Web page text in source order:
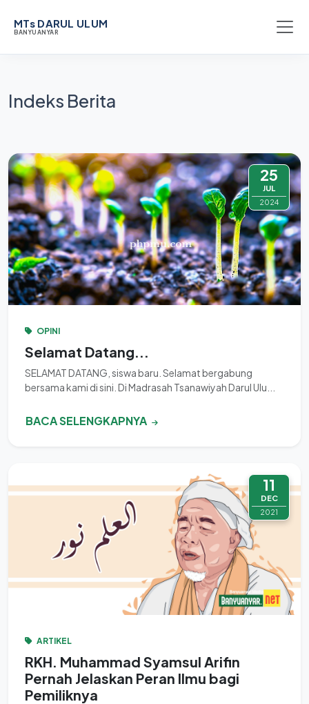
MTs DARUL ULUM
BANYUANYAR
Indeks Berita
25
JUL
2024
OPINI
Selamat Datang...
SELAMAT DATANG, siswa baru. Selamat bergabung
bersama kami di sini. Di Madrasah Tsanawiyah Darul Ulu...
BACA SELENGKAPNYA
11
DEC
2021
ARTIKEL
RKH. Muhammad Syamsul Arifin
Pernah Jelaskan Peran Ilmu bagi
Pemiliknya